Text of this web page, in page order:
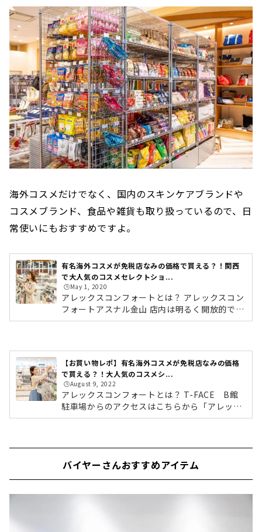
海外コスメだけでなく、国内のスキンケアブランドや
コスメブランド、食品や雑貨も取り扱っているので、日
常使いにもおすすめですよ。
有名海外コスメが免税店なみの価格で買える？！関西
で大人気のコスメセレクトショ...
🕒️May 1, 2020
アレックスコンフォートとは？ アレックスコン
フォートアスナル金山 店内は明るく開放的で、
訪れやすい雰囲気 有名海外コスメがずらり！ア
タン・RMKなど、バイヤーがセレクトした大人
気の海外コスメが並びます。独自の仕入れルー
トにより、免税店なみの価格で購入できるアイ
テムも豊富にそろいます！海外コスメだけでな
く、国内のスキンケアブランドやコスメブラン
【お買い物レポ】有名海外コスメが免税店なみの価格
で買える？！大人気のコスメシ...
🕒️August 9, 2022
アレックスコンフォートとは？ T-FACE B館
駐車場からのアクセスはこちらから「アレック
スコンフォート 豊田T-FACE」がオープンした
れやすいですよね。▼公共交通機関の場合・地
バイヤーさんおすすめアイテム